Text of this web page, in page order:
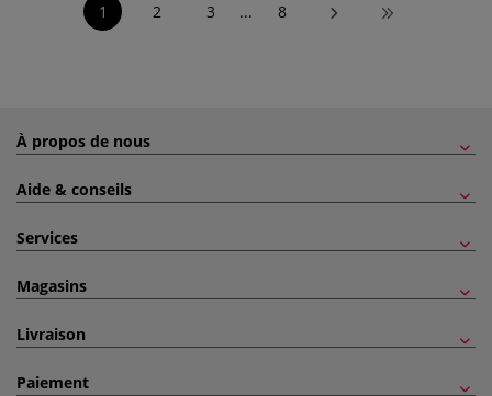
1 2 3 ... 8
À propos de nous
Aide & conseils
Services
Magasins
Livraison
Paiement